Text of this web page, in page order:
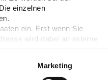
einzelnen
ein. Erst wenn Sie
wird dabei an externe
Wir speichern
Marketing